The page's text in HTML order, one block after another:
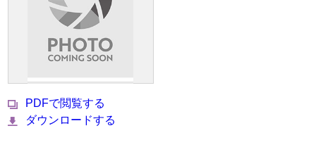
PDFで閲覧する
ダウンロードする